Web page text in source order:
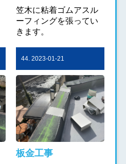
笠木に粘着ゴムアスル
ーフィングを張ってい
きます。
44. 2023-01-21
板金工事